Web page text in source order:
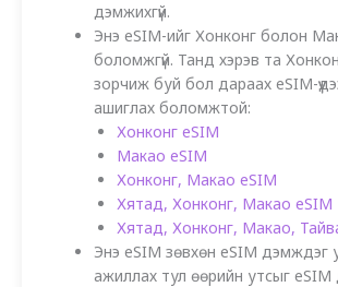
дэмжихгүй.
Энэ eSIM-ийг Хонконг болон
боломжгүй. Танд хэрэв та
зорчиж буй бол дараах eSIM-
ашиглах боломжтой:
Хонконг eSIM
Макао eSIM
Хонконг, Макао eSIM
Хятад, Хонконг, Макао eSIM
Хятад, Хонконг, Макао,
Энэ eSIM зөвхөн eSIM дэмждэг
ажиллах тул өөрийн утсыг